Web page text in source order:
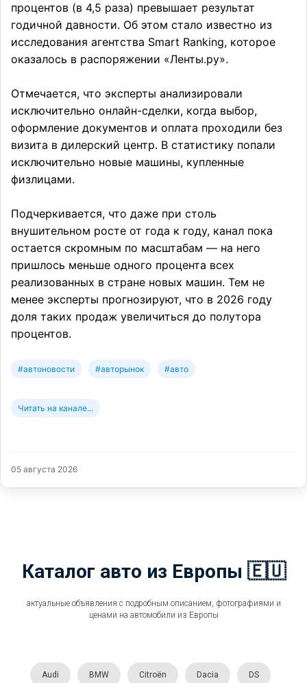
процентов (в 4,5 раза) превышает результат
годичной давности. Об этом стало известно из
исследования агентства Smart Ranking, которое
оказалось в распоряжении «Ленты.ру».
Отмечается, что эксперты анализировали
исключительно онлайн-сделки, когда выбор,
оформление документов и оплата проходили без
визита в дилерский центр. В статистику попали
исключительно новые машины, купленные
физлицами.
Подчеркивается, что даже при столь
внушительном росте от года к году, канал пока
остается скромным по масштабам — на него
пришлось меньше одного процента всех
реализованных в стране новых машин. Тем не
менее эксперты прогнозируют, что в 2026 году
доля таких продаж увеличиться до полутора
процентов.
#автоновости #авторынок #авто
Читать на канале...
05 августа 2026
Каталог авто из Европы 🇪🇺
актуальные объявления с подробным описанием, фотографиями и
ценами на автомобили из Европы
Audi BMW Citroën Dacia DS